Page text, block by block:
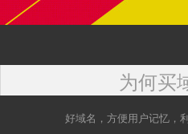
为何买
好域名，方便用户记忆，